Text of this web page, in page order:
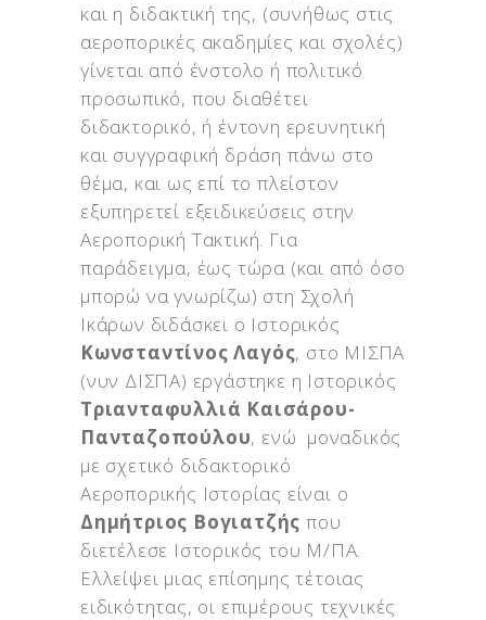
και η διδακτική της, (συνήθως στις
αεροπορικές ακαδημίες και σχολές)
γίνεται από ένστολο ή πολιτικό
προσωπικό, που διαθέτει
διδακτορικό, ή έντονη ερευνητική
και συγγραφική δράση πάνω στο
θέμα, και ως επί το πλείστον
εξυπηρετεί εξειδικεύσεις στην
Αεροπορική Τακτική. Για
παράδειγμα, έως τώρα (και από όσο
μπορώ να γνωρίζω) στη Σχολή
Ικάρων διδάσκει ο Ιστορικός
Κωνσταντίνος Λαγός, στο ΜΙΣΠΑ
(νυν ΔΙΣΠΑ) εργάστηκε η Ιστορικός
Τριανταφυλλιά Καισάρου-
Πανταζοπούλου, ενώ μοναδικός
με σχετικό διδακτορικό
Αεροπορικής Ιστορίας είναι ο
Δημήτριος Βογιατζής που
διετέλεσε Ιστορικός του Μ/ΠΑ.
Ελλείψει μιας επίσημης τέτοιας
ειδικότητας, οι επιμέρους τεχνικές